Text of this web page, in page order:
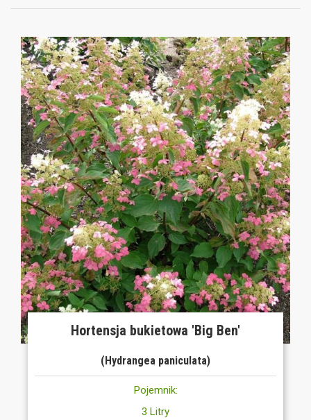
Hortensja bukietowa 'Big Ben'
(Hydrangea paniculata)
Pojemnik:
3 Litry